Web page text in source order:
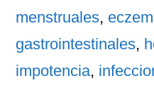
menstruales,
gastrointestinales,
impotencia,